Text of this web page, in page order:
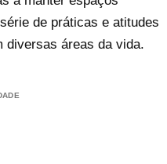
de práticas e atitudes
diversas áreas da vida.